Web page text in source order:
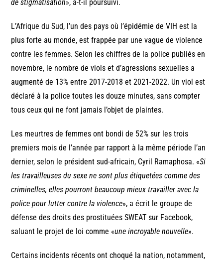
de stigmatisation», a-t-il poursuivi.
L’Afrique du Sud, l’un des pays où l’épidémie de VIH est la
plus forte au monde, est frappée par une vague de violence
contre les femmes. Selon les chiffres de la police publiés en
novembre, le nombre de viols et d’agressions sexuelles a
augmenté de 13% entre 2017-2018 et 2021-2022. Un viol est
déclaré à la police toutes les douze minutes, sans compter
tous ceux qui ne font jamais l’objet de plaintes.
Les meurtres de femmes ont bondi de 52% sur les trois
premiers mois de l’année par rapport à la même période l’an
dernier, selon le président sud-africain, Cyril Ramaphosa. «Si
les travailleuses du sexe ne sont plus étiquetées comme des
criminelles, elles pourront beaucoup mieux travailler avec la
police pour lutter contre la violence», a écrit le groupe de
défense des droits des prostituées SWEAT sur Facebook,
saluant le projet de loi comme «une incroyable nouvelle».
Certains incidents récents ont choqué la nation, notamment,